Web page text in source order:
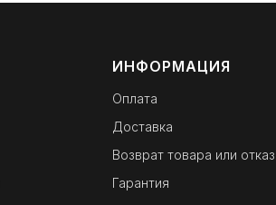
ИНФОРМАЦИЯ
Оплата
Доставка
Возврат товара или отказ
Гарантия